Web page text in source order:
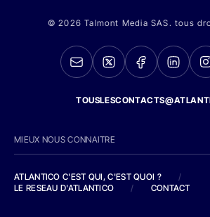
© 2026 Talmont Media SAS. tous
MIEUX NOUS CONNAITRE
ATLANTICO C'EST QUI, C'EST QUOI ?
/
LE RESEAU D'ATLANTICO
/ CONTACT